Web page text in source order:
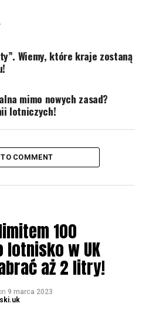
Wiemy, które kraje zostaną
mimo nowych zasad?
lotniczych!
COMMENT
100
w UK
aż 2 litry!
9 marca 2023